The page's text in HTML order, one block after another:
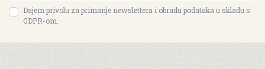
Dajem privolu za primanje newslettera i obradu podataka u skladu s
GDPR-om.